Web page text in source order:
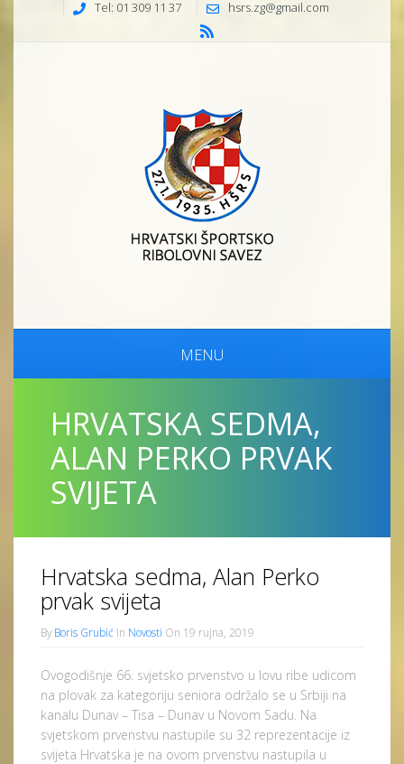
Tel: 01 309 11 37 hsrs.zg@gmail.com
MENU
HRVATSKA SEDMA,
ALAN PERKO PRVAK
SVIJETA
Hrvatska sedma, Alan Perko
prvak svijeta
ByBoris Grubić In Novosti On 19 rujna, 2019
Ovogodišnje 66. svjetsko prvenstvo u lovu ribe udicom
na plovak za kategoriju seniora održalo se u Srbiji na
kanalu Dunav – Tisa – Dunav u Novom Sadu. Na
svjetskom prvenstvu nastupile su 32 reprezentacije iz
svijeta Hrvatska je na ovom prvenstvu nastupila u